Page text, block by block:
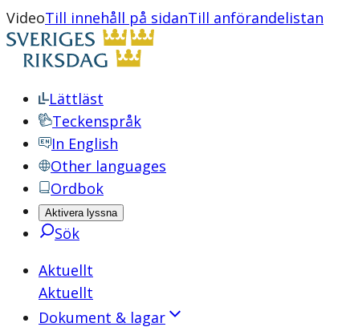
VideoTill innehåll på sidanTill anförandelistan
Lättläst
Teckenspråk
In English
Other languages
Ordbok
Aktivera lyssna
Sök
Aktuellt
Aktuellt
Dokument & lagar